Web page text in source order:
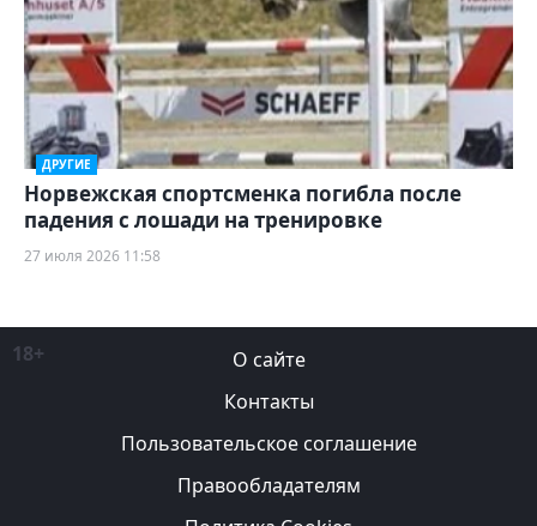
ДРУГИЕ
Норвежская спортсменка погибла после
падения с лошади на тренировке
27 июля 2026 11:58
18+
О сайте
Контакты
Пользовательское соглашение
Правообладателям